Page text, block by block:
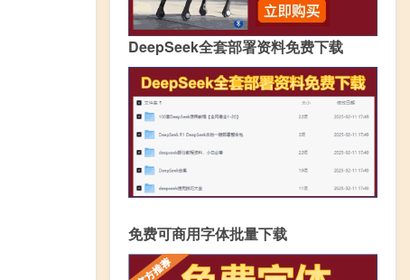
DeepSeek全套部署资料免费下载
免费可商用字体批量下载